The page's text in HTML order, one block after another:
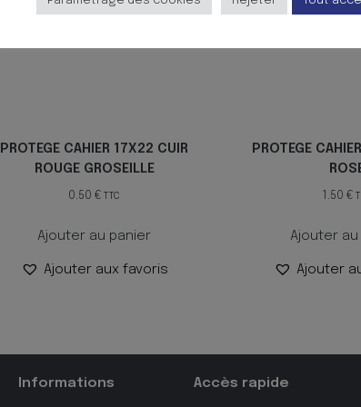
PROTEGE CAHIER 17X22 CUIR
ROUGE GROSEILLE
0.50€ TTC
Ajouter au panier
Ajouter aux favoris
PROTEGE
1.50€
Ajouter
Ajouter
Informations Accès rapide